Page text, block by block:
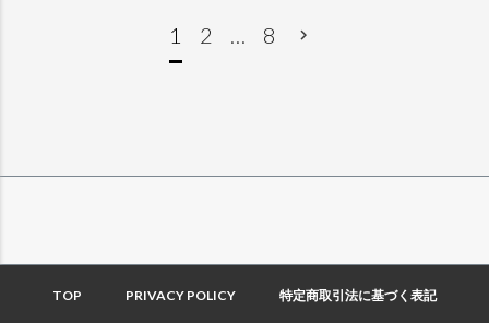
1
2 8
TOP PRIVACY POLICY 特定商取引法に基づく表記